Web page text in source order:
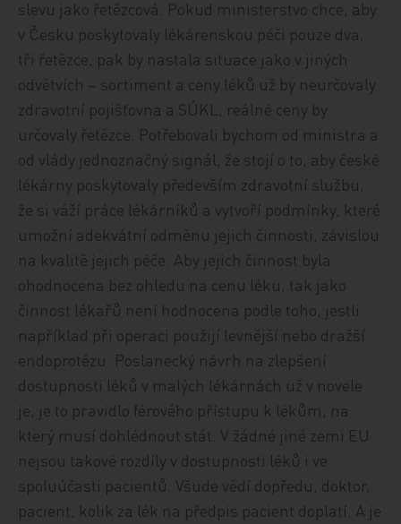
slevu jako řetězcová. Pokud ministerstvo chce, aby
v Česku poskytovaly lékárenskou péči pouze dva,
tři řetězce, pak by nastala situace jako v jiných
odvětvích – sortiment a ceny léků už by neurčovaly
zdravotní pojišťovna a SÚKL, reálné ceny by
určovaly řetězce. Potřebovali bychom od ministra a
od vlády jednoznačný signál, že stojí o to, aby české
lékárny poskytovaly především zdravotní službu,
že si váží práce lékárníků a vytvoří podmínky, které
umožní adekvátní odměnu jejich činnosti, závislou
na kvalitě jejich péče. Aby jejich činnost byla
ohodnocena bez ohledu na cenu léku, tak jako
činnost lékařů není hodnocena podle toho, jestli
například při operaci použijí levnější nebo dražší
endoprotézu. Poslanecký návrh na zlepšení
dostupnosti léků v malých lékárnách už v novele
je, je to pravidlo férového přístupu k lékům, na
který musí dohlédnout stát. V žádné jiné zemi EU
nejsou takové rozdíly v dostupnosti léků i ve
spoluúčasti pacientů. Všude vědí dopředu, doktor,
pacient, kolik za lék na předpis pacient doplatí. A je